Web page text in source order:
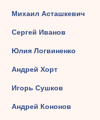
Михаил Асташкевич
Сергей Иванов
Юлия Логвиненко
Андрей Хорт
Игорь Сушков
Андрей Кононов